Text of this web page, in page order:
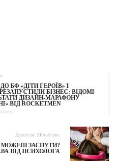
БФ «ДІТИ ГЕРОЇВ» І
БІЗНЕС: ВІДОМІ
ДИЗАЙН-МАРАФОНУ
ВІД ROCKETMEN
Дозвілля Шоу-бізнес
ЗАСНУТИ?
ВІД ПСИХОЛОГА